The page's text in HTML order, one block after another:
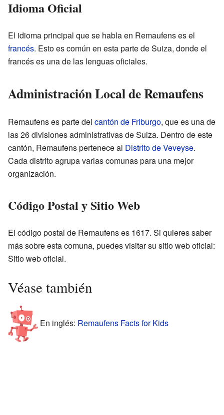
Idioma Oficial
El idioma principal que se habla en Remaufens es el
francés. Esto es común en esta parte de Suiza, donde el
francés es una de las lenguas oficiales.
Administración Local de Remaufens
Remaufens es parte del cantón de Friburgo, que es una de
las 26 divisiones administrativas de Suiza. Dentro de este
cantón, Remaufens pertenece al Distrito de Veveyse.
Cada distrito agrupa varias comunas para una mejor
organización.
Código Postal y Sitio Web
El código postal de Remaufens es 1617. Si quieres saber
más sobre esta comuna, puedes visitar su sitio web oficial:
Sitio web oficial.
Véase también
En inglés: Remaufens Facts for Kids